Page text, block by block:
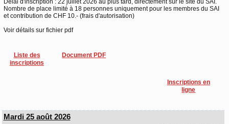
Délai d'inscription : 22 juillet 2026 au plus tard, directement sur le site du SAI.
Nombre de place limité à 18 personnes uniquement pour les membres du SAI
et contribution de CHF 10.- (frais d'autorisation)
Voir détails sur fichier pdf
Liste des
inscriptions
Document PDF
Inscriptions en
ligne
Mardi 25 août 2026